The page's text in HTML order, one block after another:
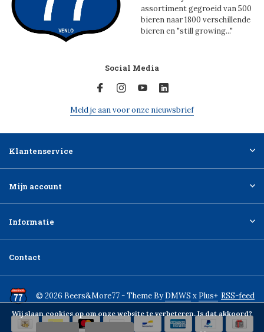
assortiment gegroeid van 500
bieren naar 1800 verschillende
bieren en "still growing..."
Social Media
Meld je aan voor onze nieuwsbrief
Klantenservice
Mijn account
Informatie
Contact
© 2026 Beers&More77 - Theme ByDMWS x Plus+ RSS-feed
Wij slaan cookies op om onze website te verbeteren. Is dat akkoord?